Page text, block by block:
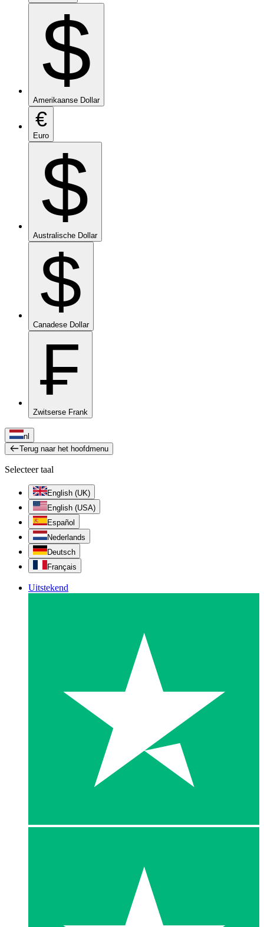
$
Amerikaanse Dollar
€
Euro
$
Australische Dollar
$
Canadese Dollar
₣
Zwitserse Frank
nl
Terug naar het hoofdmenu
Selecteer taal
English (UK)
English (USA)
Español
Nederlands
Deutsch
Français
Uitstekend